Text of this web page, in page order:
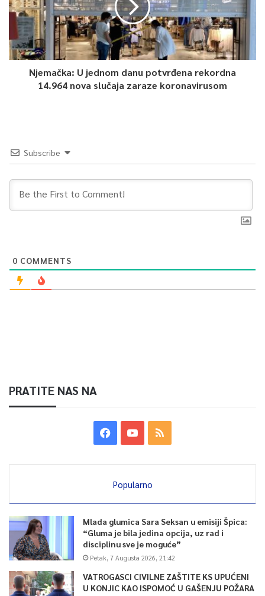
Njemačka: U jednom danu potvrđena rekordna
14.964 nova slučaja zaraze koronavirusom
Subscribe
0 COMMENTS
PRATITE NAS NA
Popularno
Mlada glumica Sara Seksan u emisiji Špica:
“Gluma je bila jedina opcija, uz rad i
disciplinu sve je moguće”
Petak, 7 Augusta 2026, 21:42
VATROGASCI CIVILNE ZAŠTITE KS UPUĆENI
U KONJIC KAO ISPOMOĆ U GAŠENJU POŽARA